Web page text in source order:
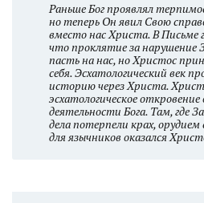
Раньше Бог проявлял
но теперь Он явил Свою
вместо нас Христа. В Письме
что проклятие за нарушение
пасть на нас, но Христос
себя. Эсхатологический век
историю через Христа.
эсхатологическое
деятельности Бога. Там, где
дела потерпели крах, орудием
для язычников оказался